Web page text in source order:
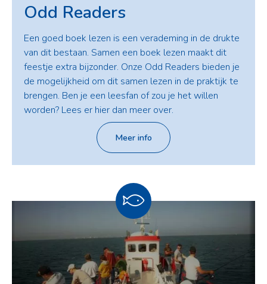
Odd Readers
Een goed boek lezen is een verademing in de drukte
van dit bestaan. Samen een boek lezen maakt dit
feestje extra bijzonder. Onze Odd Readers bieden je
de mogelijkheid om dit samen lezen in de praktijk te
brengen. Ben je een leesfan of zou je het willen
worden? Lees er hier dan meer over.
Meer info